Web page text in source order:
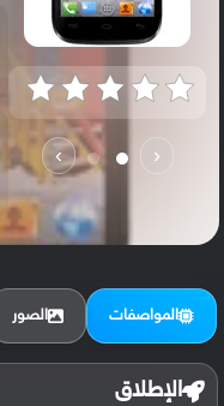
‹
›
المواصفات الصور
الإطلاق